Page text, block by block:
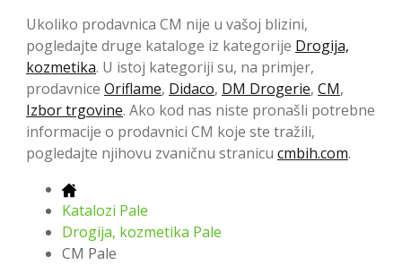
Ukoliko prodavnica CM nije u vašoj blizini,
pogledajte druge kataloge iz kategorije Drogija,
kozmetika. U istoj kategoriji su, na primjer,
prodavnice Oriflame, Didaco, DM Drogerie, CM,
Izbor trgovine. Ako kod nas niste pronašli potrebne
informacije o prodavnici CM koje ste tražili,
pogledajte njihovu zvaničnu stranicu cmbih.com.
Katalozi Pale
Drogija, kozmetika Pale
CM Pale